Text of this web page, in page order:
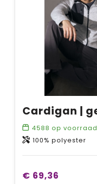
4588 op voorraad
100% polyester
€ 69,36